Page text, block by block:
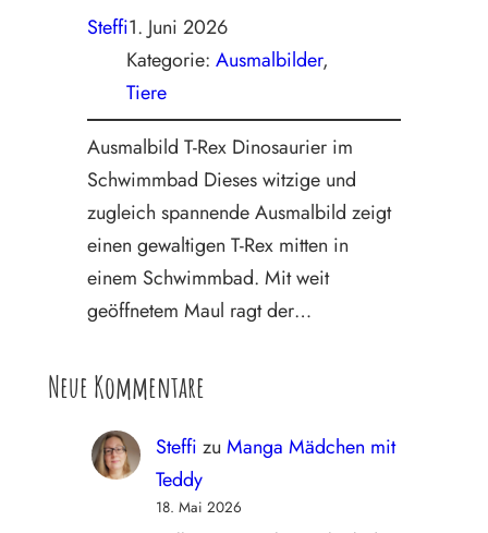
Steffi1. Juni 2026
Kategorie: Ausmalbilder
Tiere
Ausmalbild T-Rex Dinosaurier im
Schwimmbad Dieses witzige und
zugleich spannende Ausmalbild zeigt
einen gewaltigen T-Rex mitten in
einem Schwimmbad. Mit weit
geöffnetem Maul ragt der…
Neue Kommentare
Steffi zu Manga Mädchen mit
Teddy
18. Mai 2026